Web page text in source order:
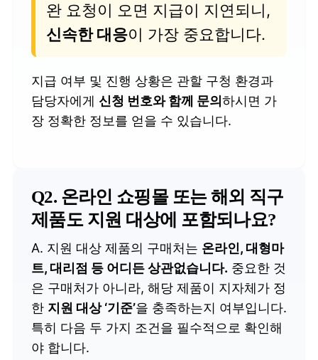
완 요청이 오면 지급이 지연되니,
신속한 대응이 가장 중요합니다.
지급 여부 및 진행 상황은 관할 구청 환경과
담당자에게 신청 번호와 함께 문의하시면 가
장 정확한 정보를 얻을 수 있습니다.
Q2. 온라인 쇼핑몰 또는 해외 직구
제품도 지원 대상에 포함되나요?
A. 지원 대상 제품의 구매처는 온라인, 대형마
트, 대리점 등 어디든 상관없습니다. 중요한 것
은 구매처가 아니라, 해당 제품이 지자체가 정
한 지원 대상 ‘기준’을 충족하는지 여부입니다.
특히 다음 두 가지 조건을 필수적으로 확인해
야 합니다.